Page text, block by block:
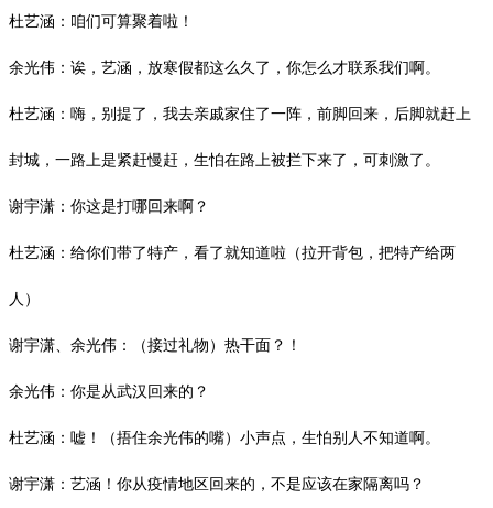
杜艺涵：咱们可算聚着啦！
余光伟：诶，艺涵，放寒假都这么久了，你怎么才联系我们啊。
杜艺涵：嗨，别提了，我去亲戚家住了一阵，前脚回来，后脚就赶上
封城，一路上是紧赶慢赶，生怕在路上被拦下来了，可刺激了。
谢宇潇：你这是打哪回来啊？
杜艺涵：给你们带了特产，看了就知道啦（拉开背包，把特产给两
人）
谢宇潇、余光伟：（接过礼物）热干面？！
余光伟：你是从武汉回来的？
杜艺涵：嘘！（捂住余光伟的嘴）小声点，生怕别人不知道啊。
谢宇潇：艺涵！你从疫情地区回来的，不是应该在家隔离吗？